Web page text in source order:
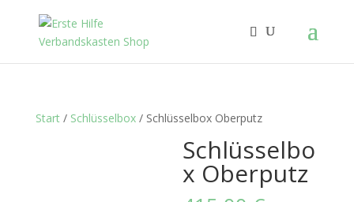
Start/ Schlüsselbox/ Schlüsselbox Oberputz
Schlüsselbo
x Oberputz